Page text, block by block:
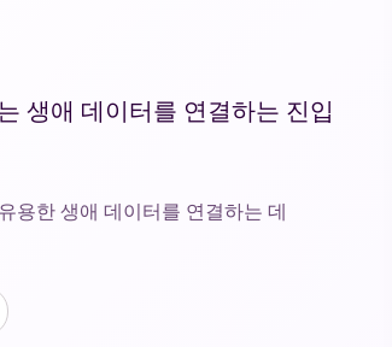
생애 데이터를 연결하는 진입
용한 생애 데이터를 연결하는 데